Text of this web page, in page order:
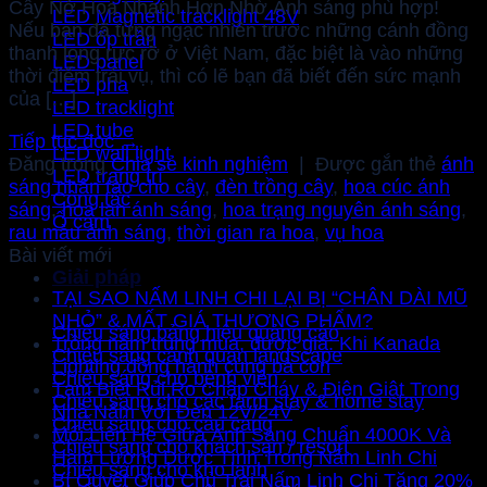
LED Magnetic tracklight 48V
LED ốp trần
LED panel
LED pha
LED tracklight
LED tube
LED wall light
LED trang trí
Công tắc
Ổ cắm
Giải pháp
Chiếu sáng bảng hiệu quảng cáo
Chiếu sáng cảnh quan landscape
Chiếu sáng cho bệnh viện
Chiếu sáng cho các farm stay & home stay
Chiếu sáng cho cầu cảng
Chiếu sáng cho khách sạn / resort
Chiếu sáng cho kho lạnh
Cây Nở Hoa Nhanh Hơn Nhờ Ánh sáng phù hợp!
Nếu bạn đã từng ngạc nhiên trước những cánh đồng
thanh long rực rỡ ở Việt Nam, đặc biệt là vào những
thời điểm trái vụ, thì có lẽ bạn đã biết đến sức mạnh
của […]
Tiếp tục đọc→
Đăng trongChia sẻ kinh nghiệm | Được gắn thẻ ánh
sáng nhân tạo cho cây, đèn trồng cây, hoa cúc ánh
sáng,hoa lan ánh sáng, hoa trạng nguyên ánh sáng,
rau màu ánh sáng, thời gian ra hoa, vụ hoa
Bài viết mới
TẠI SAO NẤM LINH CHI LẠI BỊ “CHÂN DÀI MŨ
NHỎ” & MẤT GIÁ THƯƠNG PHẨM?
Trồng nấm trúng mùa, được giá: Khi Kanada
Lighting đồng hành cùng bà con
Tạm Biệt Rủi Ro Chập Cháy & Điện Giật Trong
Nhà Nấm Với Đèn 12V/24V
Mối Liên Hệ Giữa Ánh Sáng Chuẩn 4000K Và
Hàm Lượng Dược Tính Trong Nấm Linh Chi
Bí Quyết Giúp Chủ Trại Nấm Linh Chi Tăng 20%